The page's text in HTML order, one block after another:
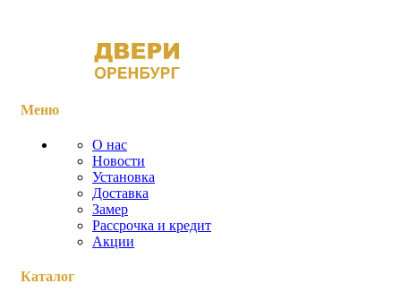
Меню
О нас
Новости
Установка
Доставка
Замер
Рассрочка и кредит
Акции
Каталог